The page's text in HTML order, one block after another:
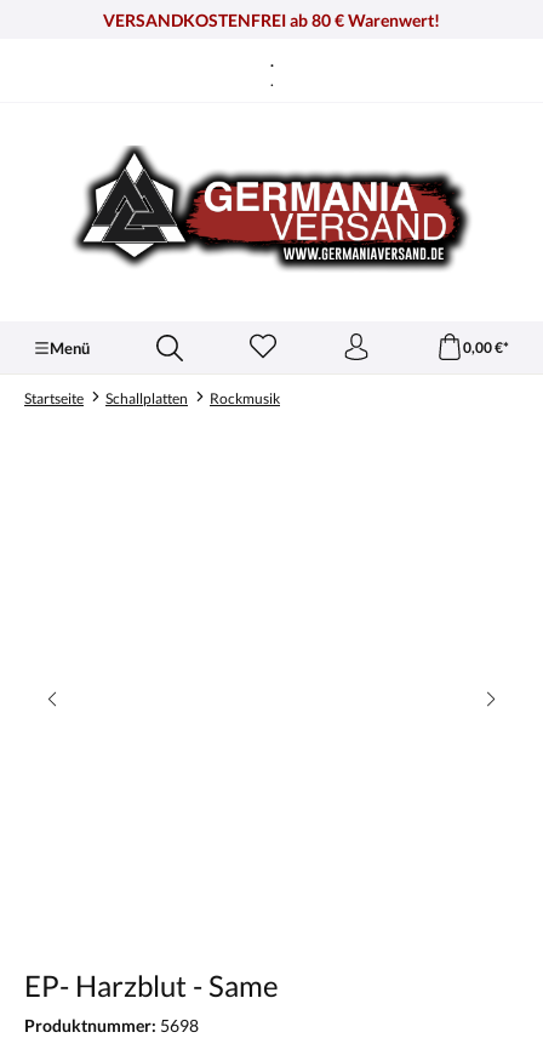
VERSANDKOSTENFREI ab 80 € Warenwert!
.
.
Menü 0,00 €*
Startseite Schallplatten Rockmusik
EP- Harzblut - Same
Produktnummer: 5698